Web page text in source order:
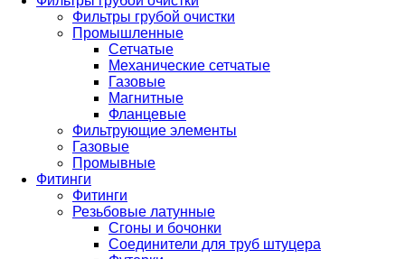
Фильтры грубой очистки
Промышленные
Сетчатые
Механические сетчатые
Газовые
Магнитные
Фланцевые
Фильтрующие элементы
Газовые
Промывные
Фитинги
Фитинги
Резьбовые латунные
Сгоны и бочонки
Соединители для труб штуцера